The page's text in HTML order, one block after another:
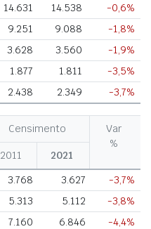
14.631 14.538
-0,6%
9.251 9.088
-1,8%
3.628 3.560
-1,9%
1.877 1.811
-3,5%
2.438 2.349 -3,7%
Censimento
Var
%
2011
2021
3.768 3.627
-3,7%
5.313 5.112
-3,8%
7.160 6.846
-4,4%